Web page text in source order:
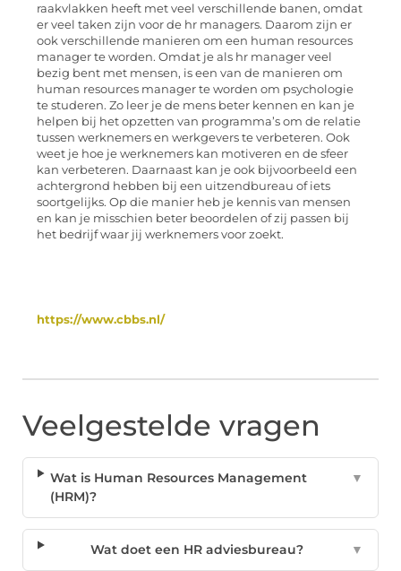
raakvlakken heeft met veel verschillende banen, omdat
er veel taken zijn voor de hr managers. Daarom zijn er
ook verschillende manieren om een human resources
manager te worden. Omdat je als hr manager veel
bezig bent met mensen, is een van de manieren om
human resources manager te worden om psychologie
te studeren. Zo leer je de mens beter kennen en kan je
helpen bij het opzetten van programma’s om de relatie
tussen werknemers en werkgevers te verbeteren. Ook
weet je hoe je werknemers kan motiveren en de sfeer
kan verbeteren. Daarnaast kan je ook bijvoorbeeld een
achtergrond hebben bij een uitzendbureau of iets
soortgelijks. Op die manier heb je kennis van mensen
en kan je misschien beter beoordelen of zij passen bij
het bedrijf waar jij werknemers voor zoekt.
https://www.cbbs.nl/
Veelgestelde vragen
Wat is Human Resources Management
(HRM)?
▼
Wat doet een HR adviesbureau? ▼